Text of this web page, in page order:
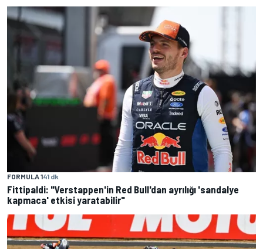
FORMULA 141 dk
Fittipaldi: "Verstappen'in Red Bull'dan ayrılığı 'sandalye
kapmaca' etkisi yaratabilir"